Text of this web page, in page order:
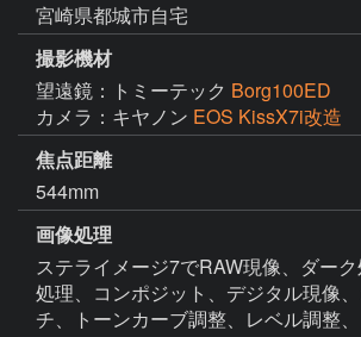
宮崎県都城市自宅
撮影機材
望遠鏡：トミーテック Borg100ED
カメラ：キヤノン EOS KissX7i改造
焦点距離
544mm
画像処理
ステライメージ7でRAW現像、ダー
処理、コンポジット、デジタル現像
チ、トーンカーブ調整、レベル調整